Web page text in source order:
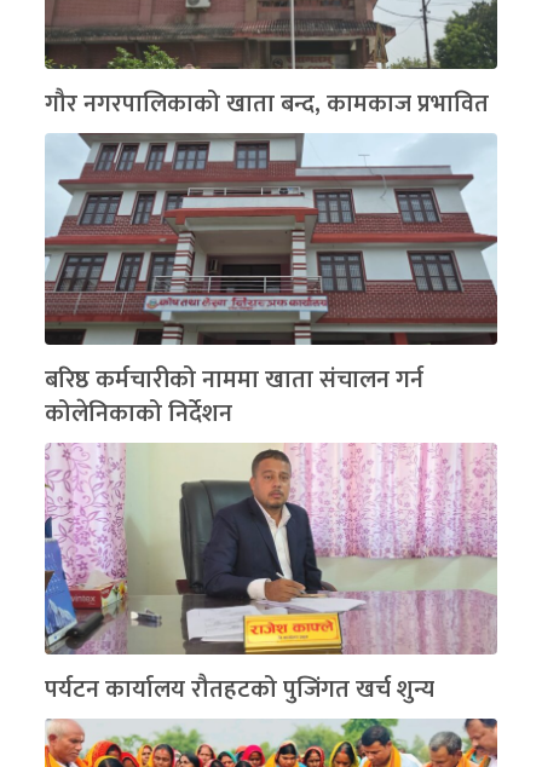
गौर नगरपालिकाको खाता बन्द, कामकाज प्रभावित
बरिष्ठ कर्मचारीको नाममा खाता संचालन गर्न
कोलेनिकाको निर्देशन
पर्यटन कार्यालय रौतहटको पुजिंगत खर्च शुन्य